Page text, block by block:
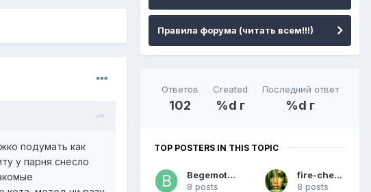
подумать как
у парня снесло
Правила форума (читать всем!!!)
Ответов
102
Created
%d г
Последний ответ
%d г
TOP POSTERS IN THIS TOPIC
Begemot_ik
8 posts
fire-cherry
8 posts